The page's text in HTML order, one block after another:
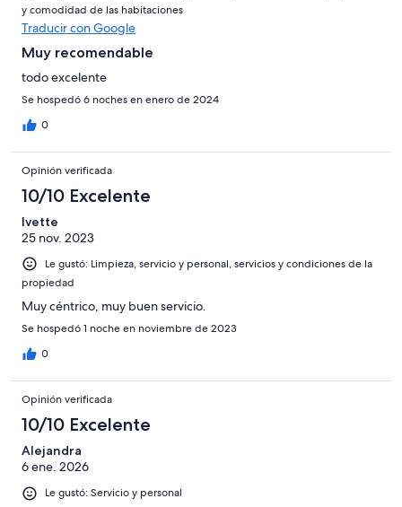
y comodidad de las habitaciones
Traducir con Google
Muy recomendable
todo excelente
Se hospedó 6 noches en enero de 2024
0
Opinión verificada
10/10 Excelente
Ivette
25 nov. 2023
Le gustó: Limpieza, servicio y personal, servicios y condiciones de la
propiedad
Muy céntrico, muy buen servicio.
Se hospedó 1 noche en noviembre de 2023
0
Opinión verificada
10/10 Excelente
Alejandra
6 ene. 2026
Le gustó: Servicio y personal